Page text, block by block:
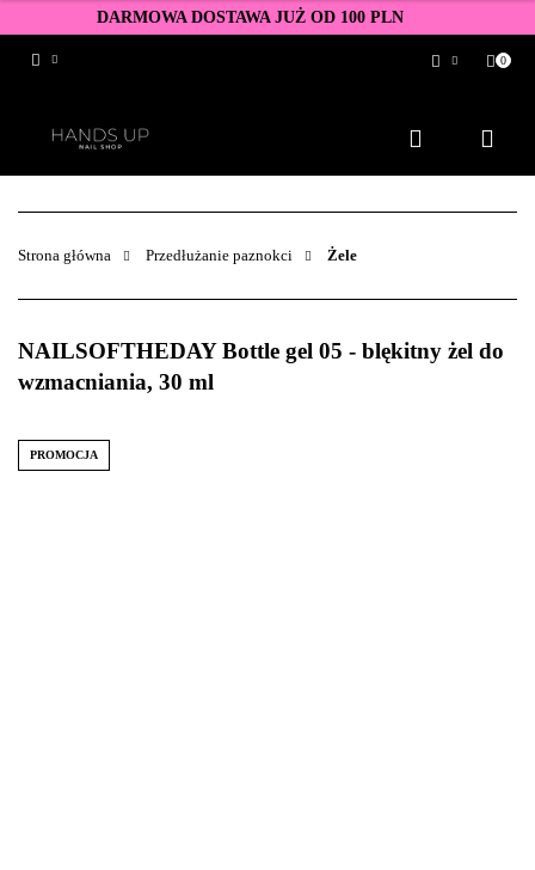
DARMOWA DOSTAWA JUŻ OD 100 PLN
Zarejestruj się
Dodaj zgłoszenie
Zgody cookies
0
Strona główna Przedłużanie paznokci Żele
NAILSOFTHEDAY Bottle gel 05 - blękitny żel do
wzmacniania, 30 ml
PROMOCJA